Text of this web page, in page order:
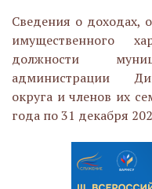
Сведения о доходах,
имущественного
должности
администрации
округа и членов их
года по 31 декабря